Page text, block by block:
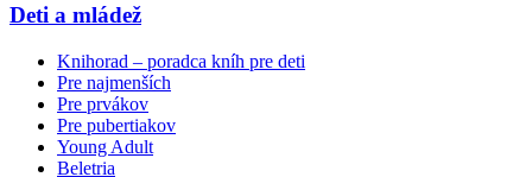
Deti a mládež
Knihorad – poradca kníh pre deti
Pre najmenších
Pre prvákov
Pre pubertiakov
Young Adult
Beletria